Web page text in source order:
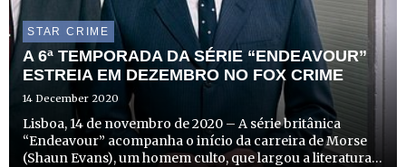
STAR CRIME
A 6ª TEMPORADA DA SÉRIE “ENDEAVOUR”
ESTREIA EM DEZEMBRO NO FOX CRIME
14 December 2020
Lisboa, 14 de novembro de 2020 – A série britânica
“Endeavour” acompanha o início da carreira de Morse
(Shaun Evans), um homem culto, que largou a literatura